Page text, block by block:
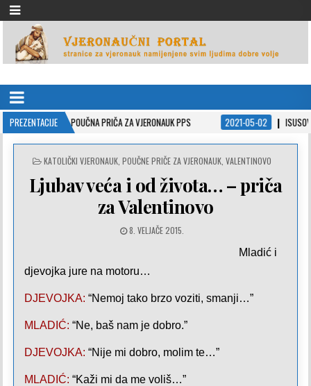
VJERONAUČNI PORTAL
PREZENTACIJE
POUČNA PRIČA ZA VJERONAUK PPS 2021-05-02 ISUSOVE PRISPODOBE
POSTED
KATOLIČKI VJERONAUK POUČNE PRIČE ZA VJERONAUK VALENTINOVO
Ljubav veća i od života… – priča
za Valentinovo
8. VELJAČE 2015.
Mladić i
djevojka jure na motoru…
DJEVOJKA: “Nemoj tako brzo voziti, smanji…”
MLADIĆ: “Ne, baš nam je dobro.”
DJEVOJKA: “Nije mi dobro, molim te…”
MLADIĆ: “Kaži mi da me voliš…”